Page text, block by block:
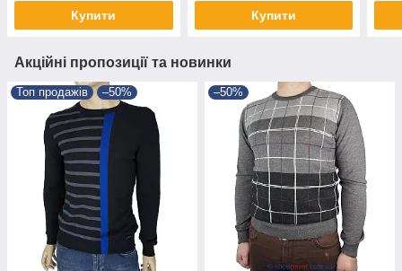
Купити Купити
Акційні пропозиції та новинки
Топ продажів –50% –50%